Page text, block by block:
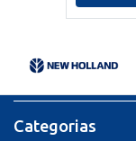
Categorias